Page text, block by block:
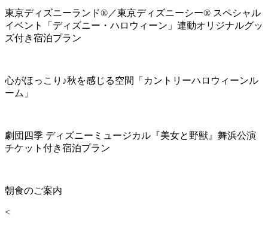
東京ディズニーランド®／東京ディズニーシー® スペシャル
イベント「ディズニー・ハロウィーン」連動オリジナルグッ
ズ付き宿泊プラン
心がほっこり♪秋を感じる空間「カントリーハロウィーンル
ーム」
劇団四季 ディズニーミュージカル『美女と野獣』舞浜公演
チケット付き宿泊プラン
朝食のご案内
<